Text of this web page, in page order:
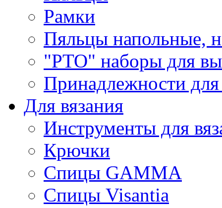
Рамки
Пяльцы напольные,
"РТО" наборы для
Принадлежности
Для вязания
Инструменты для
Крючки
Спицы GAMMA
Спицы Visantia